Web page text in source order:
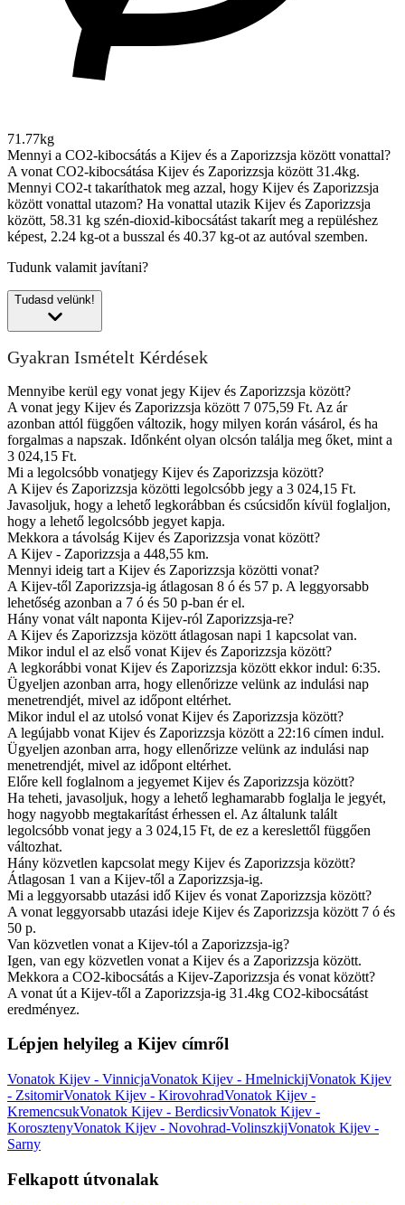
71.77kg
Mennyi a CO2-kibocsátás a Kijev és a Zaporizzsja között vonattal?
A vonat CO2-kibocsátása Kijev és Zaporizzsja között 31.4kg.
Mennyi CO2-t takaríthatok meg azzal, hogy Kijev és Zaporizzsja
között vonattal utazom? Ha vonattal utazik Kijev és Zaporizzsja
között, 58.31 kg szén-dioxid-kibocsátást takarít meg a repüléshez
képest, 2.24 kg-ot a busszal és 40.37 kg-ot az autóval szemben.
Tudunk valamit javítani?
Tudasd velünk!
Gyakran Ismételt Kérdések
Mennyibe kerül egy vonat jegy Kijev és Zaporizzsja között?
A vonat jegy Kijev és Zaporizzsja között 7 075,59 Ft. Az ár
azonban attól függően változik, hogy milyen korán vásárol, és ha
forgalmas a napszak. Időnként olyan olcsón találja meg őket, mint a
3 024,15 Ft.
Mi a legolcsóbb vonatjegy Kijev és Zaporizzsja között?
A Kijev és Zaporizzsja közötti legolcsóbb jegy a 3 024,15 Ft.
Javasoljuk, hogy a lehető legkorábban és csúcsidőn kívül foglaljon,
hogy a lehető legolcsóbb jegyet kapja.
Mekkora a távolság Kijev és Zaporizzsja vonat között?
A Kijev - Zaporizzsja a 448,55 km.
Mennyi ideig tart a Kijev és Zaporizzsja közötti vonat?
A Kijev-től Zaporizzsja-ig átlagosan 8 ó és 57 p. A leggyorsabb
lehetőség azonban a 7 ó és 50 p-ban ér el.
Hány vonat vált naponta Kijev-ról Zaporizzsja-re?
A Kijev és Zaporizzsja között átlagosan napi 1 kapcsolat van.
Mikor indul el az első vonat Kijev és Zaporizzsja között?
A legkorábbi vonat Kijev és Zaporizzsja között ekkor indul: 6:35.
Ügyeljen azonban arra, hogy ellenőrizze velünk az indulási nap
menetrendjét, mivel az időpont eltérhet.
Mikor indul el az utolsó vonat Kijev és Zaporizzsja között?
A legújabb vonat Kijev és Zaporizzsja között a 22:16 címen indul.
Ügyeljen azonban arra, hogy ellenőrizze velünk az indulási nap
menetrendjét, mivel az időpont eltérhet.
Előre kell foglalnom a jegyemet Kijev és Zaporizzsja között?
Ha teheti, javasoljuk, hogy a lehető leghamarabb foglalja le jegyét,
hogy nagyobb megtakarítást érhessen el. Az általunk talált
legolcsóbb vonat jegy a 3 024,15 Ft, de ez a kereslettől függően
változhat.
Hány közvetlen kapcsolat megy Kijev és Zaporizzsja között?
Átlagosan 1 van a Kijev-től a Zaporizzsja-ig.
Mi a leggyorsabb utazási idő Kijev és vonat Zaporizzsja között?
A vonat leggyorsabb utazási ideje Kijev és Zaporizzsja között 7 ó és
50 p.
Van közvetlen vonat a Kijev-tól a Zaporizzsja-ig?
Igen, van egy közvetlen vonat a Kijev és a Zaporizzsja között.
Mekkora a CO2-kibocsátás a Kijev-Zaporizzsja és vonat között?
A vonat út a Kijev-től a Zaporizzsja-ig 31.4kg CO2-kibocsátást
eredményez.
Lépjen helyileg a Kijev címről
Vonatok Kijev - VinnicjaVonatok Kijev - HmelnickijVonatok Kijev
- ZsitomirVonatok Kijev - KirovohradVonatok Kijev -
KremencsukVonatok Kijev - BerdicsivVonatok Kijev -
KorosztenyVonatok Kijev - Novohrad-VolinszkijVonatok Kijev -
Sarny
Felkapott útvonalak